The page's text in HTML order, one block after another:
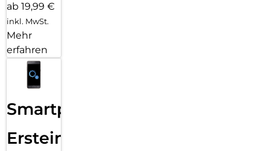
ab 19,99 €
inkl. MwSt.
Mehr
erfahren
Smartphone
Ersteinrichtung